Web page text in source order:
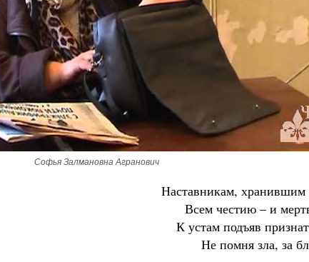
Софья Залмановна Агранович
Наставникам,
Всем честию – и
К устам подъяв
Не помня зла, за
Великомученик